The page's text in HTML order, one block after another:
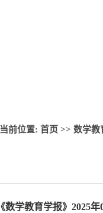
当前位置: 首页 >> 数学教
《数学教育学报》2025